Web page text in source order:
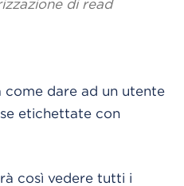
di read
come dare ad un utente
etichettate con
così vedere tutti i